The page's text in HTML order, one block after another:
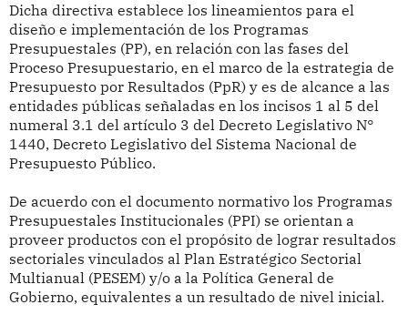
Dicha directiva establece los lineamientos para el
diseño e implementación de los Programas
Presupuestales (PP), en relación con las fases del
Proceso Presupuestario, en el marco de la estrategia de
Presupuesto por Resultados (PpR) y es de alcance a las
entidades públicas señaladas en los incisos 1 al 5 del
numeral 3.1 del artículo 3 del Decreto Legislativo N°
1440, Decreto Legislativo del Sistema Nacional de
Presupuesto Público.
De acuerdo con el documento normativo los Programas
Presupuestales Institucionales (PPI) se orientan a
proveer productos con el propósito de lograr resultados
sectoriales vinculados al Plan Estratégico Sectorial
Multianual (PESEM) y/o a la Política General de
Gobierno, equivalentes a un resultado de nivel inicial.